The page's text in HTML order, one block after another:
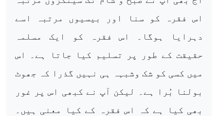
اس فقرہ کو سنا اور بیسیوں مرتبہ اسے
دہرایا ہوگا۔ اس فقرہ کو ایک مسلمہ
حقیقت کے طور پر تسلیم کیا جاتا ہے۔ اس
میں کسی کو شک وشبہہ ہی نہیں گذرا کہ جھوٹ
بولنا بُرا ہے۔ لیکن آپ نے کبھی اس پر غور
بھی کیا ہے کہ اس فقرہ کے کیا معنی ہیں۔